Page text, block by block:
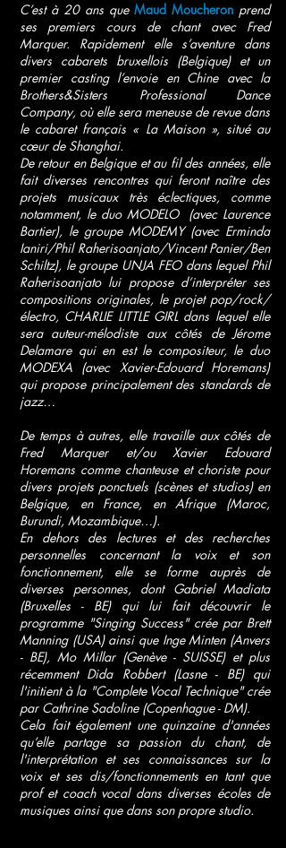
C’est à 20 ans que Maud Moucheron prend
ses premiers cours de chant avec Fred
Marquer. Rapidement elle s’aventure dans
divers cabarets bruxellois (Belgique) et un
premier casting l’envoie en Chine avec la
Brothers&Sisters Professional Dance
Company, où elle sera meneuse de revue dans
le cabaret français « La Maison », situé au
cœur de Shanghai.
De retour en Belgique et au fil des années, elle
fait diverses rencontres qui feront naître des
projets musicaux très éclectiques, comme
notamment, le duo MODELO (avec Laurence
Bartier), le groupe MODEMY (avec Erminda
Ianiri/Phil Raherisoanjato/Vincent Panier/Ben
Schiltz), le groupe UNJA FEO dans lequel Phil
Raherisoanjato lui propose d’interpréter ses
compositions originales, le projet pop/rock/
électro, CHARLIE LITTLE GIRL dans lequel elle
sera auteur-mélodiste aux côtés de Jérome
Delamare qui en est le compositeur, le duo
MODEXA (avec Xavier-Edouard Horemans)
qui propose principalement des standards de
jazz…
De temps à autres, elle travaille aux côtés de
Fred Marquer et/ou Xavier Edouard
Horemans comme chanteuse et choriste pour
divers projets ponctuels (scènes et studios) en
Belgique, en France, en Afrique (Maroc,
Burundi, Mozambique…).
En dehors des lectures et des recherches
personnelles concernant la voix et son
fonctionnement, elle se forme auprès de
diverses personnes, dont Gabriel Madiata
(Bruxelles - BE) qui lui fait découvrir le
programme "Singing Success" crée par Brett
Manning (USA) ainsi que Inge Minten (Anvers
- BE), Mo Millar (Genève - SUISSE) et plus
récemment Dida Robbert (Lasne - BE) qui
l'initient à la "Complete Vocal Technique" crée
par Cathrine Sadoline (Copenhague - DM).
Cela fait également une quinzaine d'années
qu’elle partage sa passion du chant, de
l'interprétation et ses connaissances sur la
voix et ses dis/fonctionnements en tant que
prof et coach vocal dans diverses écoles de
musiques ainsi que dans son propre studio.